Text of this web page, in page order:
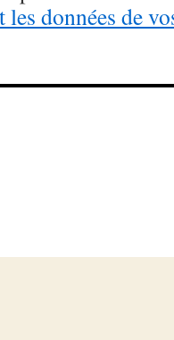
données de